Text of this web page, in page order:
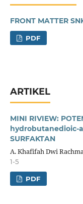
FRONT MATTER
PDF
ARTIKEL
MINI RIVIEW:
hydrobutanedioic-
SURFAKTAN
A. Khafifah Dwi
1-5
PDF